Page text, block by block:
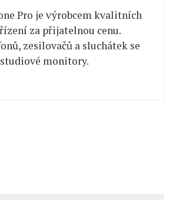
Pro je výrobcem kvalitních
za přijatelnou cenu.
zesilovačů a sluchátek se
monitory.